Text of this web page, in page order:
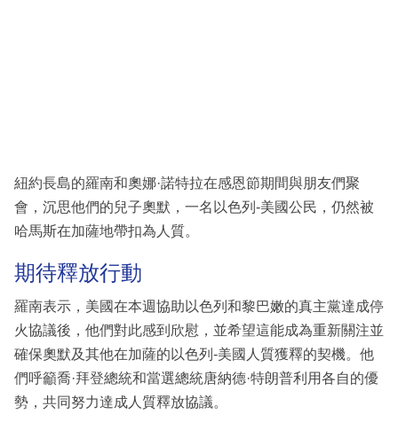
區
紐約長島的羅南和奧娜·諾特拉在感恩節期間與朋友們聚
會，沉思他們的兒子奧默，一名以色列-美國公民，仍然被
哈馬斯在加薩地帶扣為人質。
期待釋放行動
羅南表示，美國在本週協助以色列和黎巴嫩的真主黨達成停
火協議後，他們對此感到欣慰，並希望這能成為重新關注並
確保奧默及其他在加薩的以色列-美國人質獲釋的契機。他
們呼籲喬·拜登總統和當選總統唐納德·特朗普利用各自的優
勢，共同努力達成人質釋放協議。